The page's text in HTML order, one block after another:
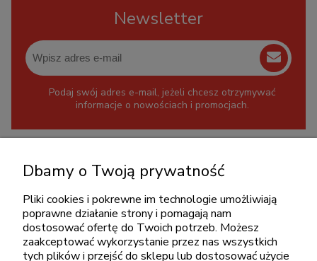
Newsletter
Podaj swój adres e-mail, jeżeli chcesz otrzymywać
informacje o nowościach i promocjach.
+48 717345566
pon.-piąt.: 08:00-16:00
sklep@cebit.pl
Dbamy o Twoją prywatność
Pliki cookies i pokrewne im technologie umożliwiają
poprawne działanie strony i pomagają nam
dostosować ofertę do Twoich potrzeb. Możesz
zaakceptować wykorzystanie przez nas wszystkich
tych plików i przejść do sklepu lub dostosować użycie